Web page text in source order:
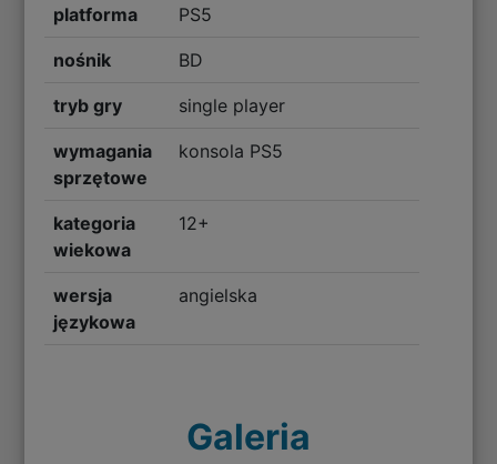
platforma PS5
nośnik BD
tryb gry single player
wymagania
sprzętowe
konsola PS5
kategoria
wiekowa
12+
wersja
językowa
angielska
Galeria